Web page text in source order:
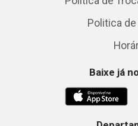
Politica
Baixe já